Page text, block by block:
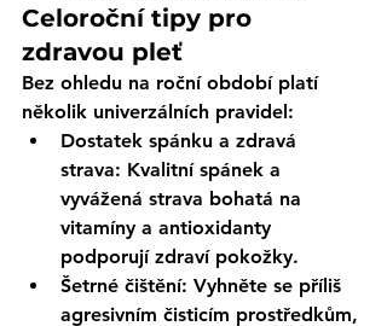
Celoroční tipy pro
zdravou pleť
Bez ohledu na roční období platí
několik univerzálních pravidel:
Dostatek spánku a zdravá
strava: Kvalitní spánek a
vyvážená strava bohatá na
vitamíny a antioxidanty
podporují zdraví pokožky.
Šetrné čištění: Vyhněte se příliš
agresivním čisticím prostředkům,